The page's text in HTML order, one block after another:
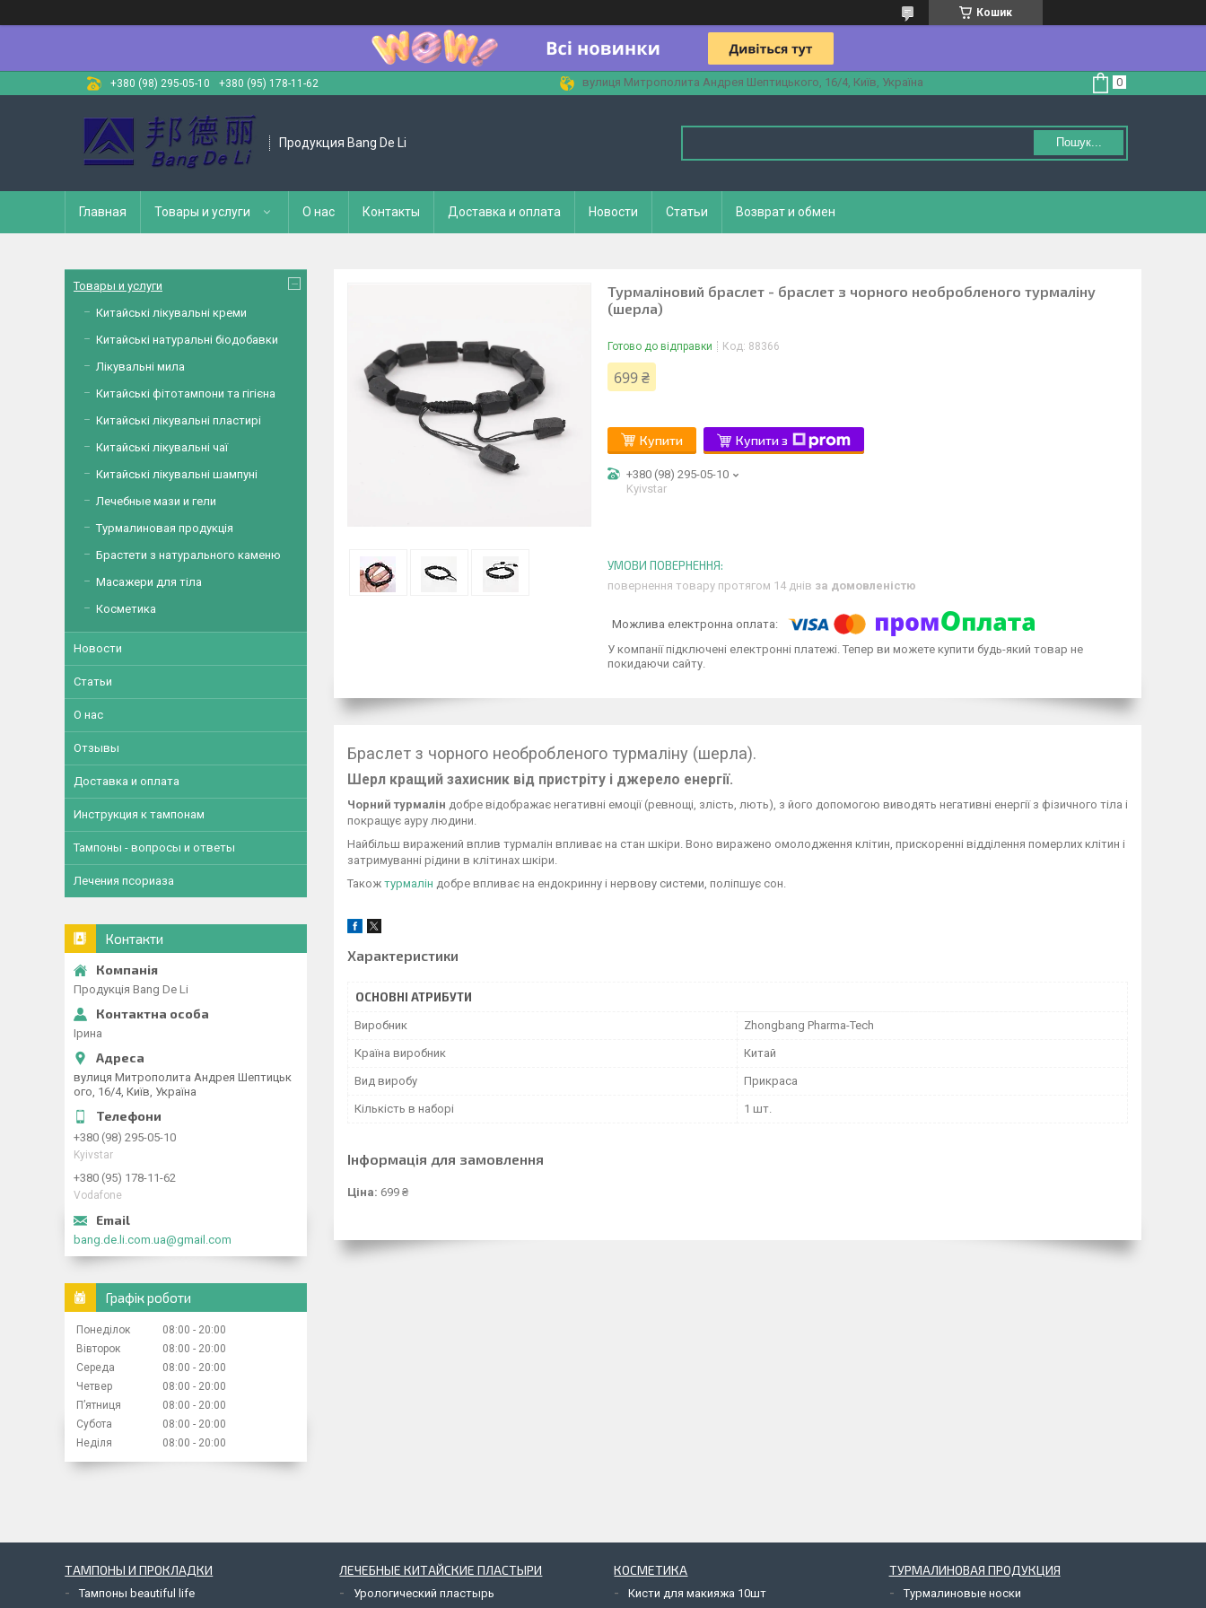
Кошик
+380 (98) 295-05-10 +380 (95) 178-11-62 вулиця Митрополита Андрея Шептицького, 16/4, Київ, Україна
Продукция Bang De Li Пошук...
Главная Товары и услуги О нас Контакты Доставка и оплата Новости Статьи Возврат и обмен
Турмаліновий браслет - браслет з чорного необробленого турмаліну
(шерла)
Готово до відправки Код: 88366
699 ₴
Купити Купити з
+380 (98) 295-05-10
Kyivstar
повернення товару протягом 14 днів за домовленістю
У компанії підключені електронні платежі. Тепер ви можете купити будь-який товар не
покидаючи сайту.
Браслет з чорного необробленого турмаліну (шерла).
Шерл кращий захисник від пристріту і джерело енергії.
Чорний турмалін добре відображає негативні емоції (ревнощі, злість, лють), з його допомогою виводять негативні енергії з фізичного тіла і
покращує ауру людини.
Найбільш виражений вплив турмалін впливає на стан шкіри. Воно виражено омолодження клітин, прискоренні відділення померлих клітин і
затримуванні рідини в клітинах шкіри.
Також турмалін добре впливає на ендокринну і нервову системи, поліпшує сон.
Характеристики
ОСНОВНІ АТРИБУТИ
Виробник Zhongbang Pharma-Tech
Країна виробник Китай
Вид виробу Прикраса
Кількість в наборі 1 шт.
Інформація для замовлення
Ціна: 699 ₴
Товары и услуги
Китайські лікувальні креми
Китайські натуральні біодобавки
Лікувальні мила
Китайські фітотампони та гігієна
Китайські лікувальні пластирі
Китайські лікувальні чаї
Китайські лікувальні шампуні
Лечебные мази и гели
Турмалиновая продукція
Брастети з натурального каменю
Масажери для тіла
Косметика
Новости
Статьи
О нас
Отзывы
Доставка и оплата
Инструкция к тампонам
Тампоны - вопросы и ответы
Лечения псориаза
Контакти
Продукція Bang De Li
Ірина
вулиця Митрополита Андрея Шептицьк
ого, 16/4, Київ, Україна
+380 (98) 295-05-10
Kyivstar
+380 (95) 178-11-62
Vodafone
bang.de.li.com.ua@gmail.com
Графік роботи
Понеділок 08:00
20:00
Вівторок
08:00
20:00
Середа
08:00
20:00
Четвер
08:00
20:00
Пʼятниця
08:00
20:00
Субота
08:00
20:00
Неділя
08:00 20:00
ТАМПОНЫ И ПРОКЛАДКИ
Тампоны beautiful life
ЛЕЧЕБНЫЕ КИТАЙСКИЕ ПЛАСТЫРИ
Урологический пластырь
КОСМЕТИКА
Кисти для макияжа 10шт
ТУРМАЛИНОВАЯ ПРОДУКЦИЯ
Турмалиновые носки